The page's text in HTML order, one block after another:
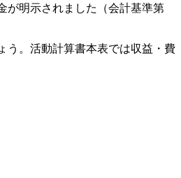
が明示されました（会計基準第
う。活動計算書本表では収益・費